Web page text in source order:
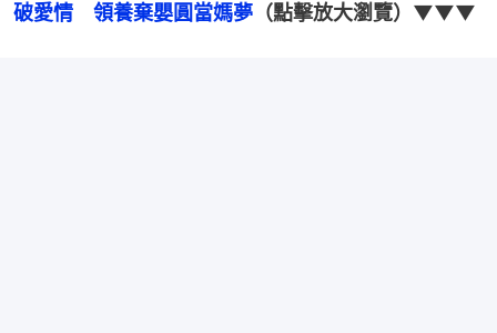
破愛情　領養棄嬰圓當媽夢 （點擊放大瀏覽）▼▼▼